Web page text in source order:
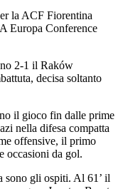
la ACF Fiorentina
Europa Conference
2-1 il Raków
decisa soltanto
il gioco fin dalle prime
nella difesa compatta
offensive, il primo
occasioni da gol.
sono gli ospiti. Al 61’ il